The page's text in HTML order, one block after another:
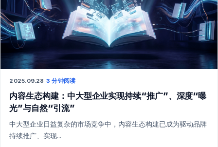
2025.09.28 ·3 分钟阅读
内容生态构建：中大型企业实现持续“推广”、深度“曝
光”与自然“引流”
中大型企业日益复杂的市场竞争中，内容生态构建已成为驱动品牌
持续推广、实现...